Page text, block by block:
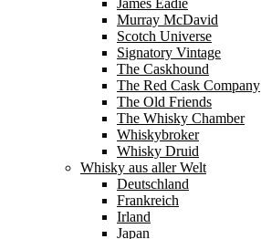
James Eadie
Murray McDavid
Scotch Universe
Signatory Vintage
The Caskhound
The Red Cask Company
The Old Friends
The Whisky Chamber
Whiskybroker
Whisky Druid
Whisky aus aller Welt
Deutschland
Frankreich
Irland
Japan